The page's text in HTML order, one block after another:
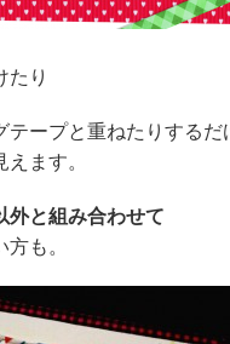
たり
テープと重ねたりするだ
ます。
外と組み合わせて
も。